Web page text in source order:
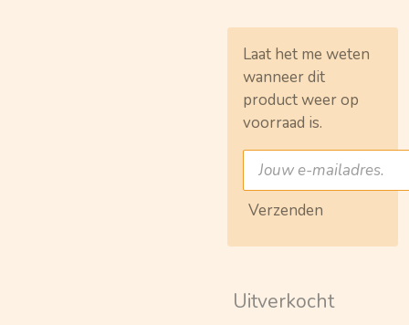
Laat het me weten
wanneer dit
product weer op
voorraad is.
Verzenden
Uitverkocht